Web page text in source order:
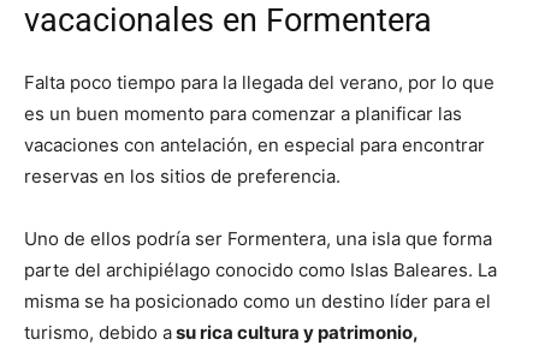
vacacionales en Formentera
Falta poco tiempo para la llegada del verano, por lo que
es un buen momento para comenzar a planificar las
vacaciones con antelación, en especial para encontrar
reservas en los sitios de preferencia.
Uno de ellos podría ser Formentera, una isla que forma
parte del archipiélago conocido como Islas Baleares. La
misma se ha posicionado como un destino líder para el
turismo, debido asu rica cultura y patrimonio,